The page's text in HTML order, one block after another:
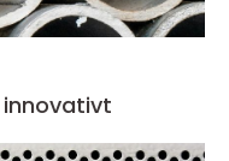
innovativt